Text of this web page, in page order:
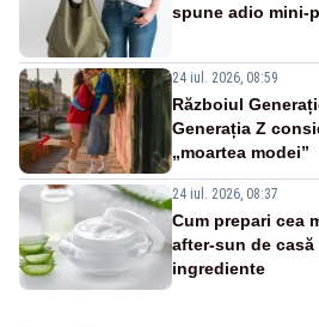
spune adio mini-
24 iul. 2026, 08:59
Războiul
Generația Z
„moartea modei”
24 iul. 2026, 08:37
Cum prepari cea
after-sun de
ingrediente